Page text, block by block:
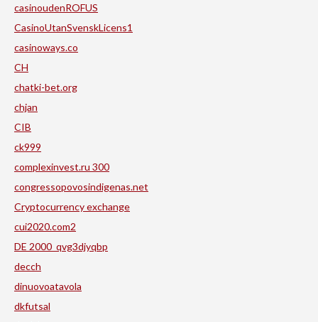
casinoudenROFUS
CasinoUtanSvenskLicens1
casinoways.co
CH
chatki-bet.org
chjan
CIB
ck999
complexinvest.ru 300
congressopovosindigenas.net
Cryptocurrency exchange
cui2020.com2
DE 2000_qvg3djyqbp
decch
dinuovoatavola
dkfutsal